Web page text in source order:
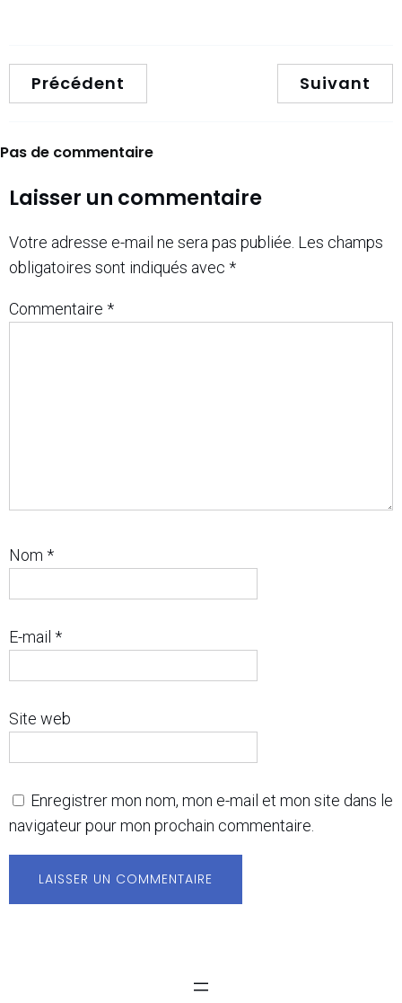
Précédent Suivant
Pas de commentaire
Laisser un commentaire
Votre adresse e-mail ne sera pas publiée. Les champs
obligatoires sont indiqués avec *
Commentaire *
Nom *
E-mail *
Site web
Enregistrer mon nom, mon e-mail et mon site dans le
navigateur pour mon prochain commentaire.